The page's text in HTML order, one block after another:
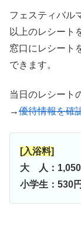
フェスティバル
以上のレシート
窓口にレシート
できます。
当日のレシート
→優待情報を確
[入浴料]
大 人：
小学生：530